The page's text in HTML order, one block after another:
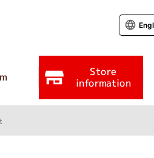
Store
information